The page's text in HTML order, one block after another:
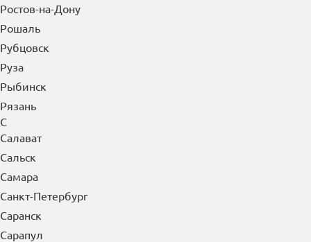
Ростов-на-Дону
Рошаль
Рубцовск
Руза
Рыбинск
Рязань
С
Салават
Сальск
Самара
Санкт-Петербург
Саранск
Сарапул